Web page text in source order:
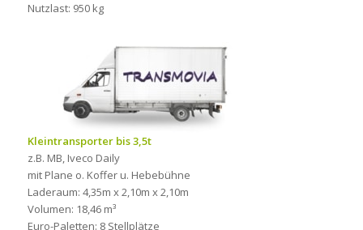
Nutzlast: 950 kg
Kleintransporter bis 3,5t
z.B. MB, Iveco Daily
mit Plane o. Koffer u. Hebebühne
Laderaum: 4,35m x 2,10m x 2,10m
Volumen: 18,46 m³
Euro-Paletten: 8 Stellplätze